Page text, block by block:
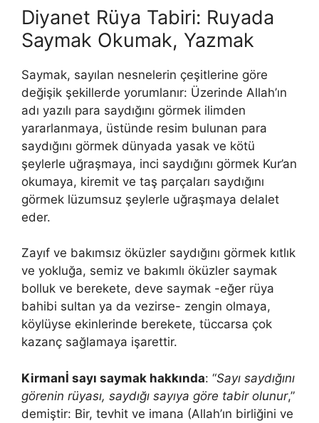
Diyanet Rüya Tabiri: Ruyada
Saymak Okumak, Yazmak
Saymak, sayılan nesnelerin çeşitlerine göre
değişik şekil­lerde yorumlanır: Üzerinde Allah’ın
adı yazılı para saydığını görmek ilim­den
yararlanmaya, üstünde resim bulunan para
saydığını görmek dün­yada yasak ve kötü
şeylerle uğraşmaya, inci saydığını görmek Kur’an
okumaya, kiremit ve taş parçaları saydığını
görmek lüzumsuz şeylerle uğ­raşmaya delalet
eder.
Zayıf ve bakımsız öküzler saydığını görmek kıtlık
ve yokluğa, semiz ve bakımlı öküzler saymak
bolluk ve berekete, deve saymak -eğer rüya
bahibi sultan ya da vezirse- zengin olmaya,
köylüyse ekinlerinde bereke­te, tüccarsa çok
kazanç sağlamaya işarettir.
Kirmanİ sayı saymak hakkında: “Sayı saydığını
görenin rüyası, saydığı sayıya göre tabir olu­nur,”
demiştir: Bir, tevhit ve imana (Allah’ın birliğini ve